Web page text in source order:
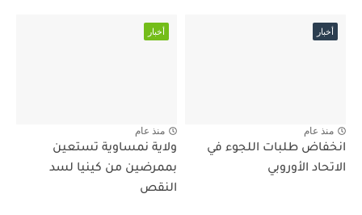
أخبار
منذ عام
انخفاض طلبات اللجوء في
الاتحاد الأوروبي
أخبار
منذ عام
ولاية نمساوية تستعين
بممرضين من كينيا لسد
النقص